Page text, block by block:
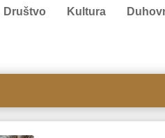
Društvo Kultura